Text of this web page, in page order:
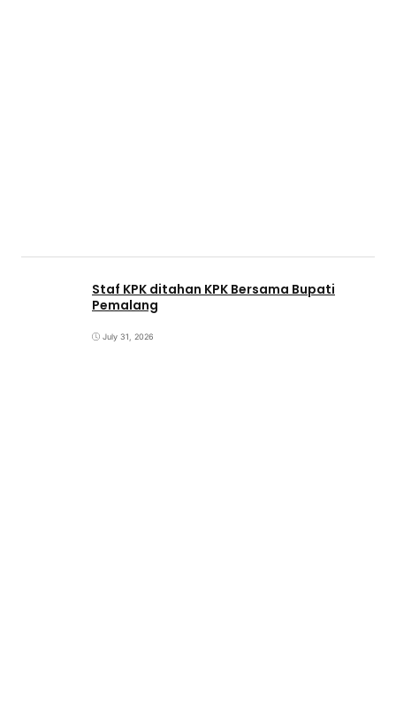
Staf KPK ditahan KPK Bersama Bupati
Pemalang
July 31, 2026